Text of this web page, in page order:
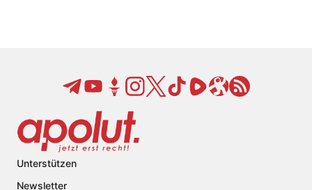
Unterstützen
Newsletter